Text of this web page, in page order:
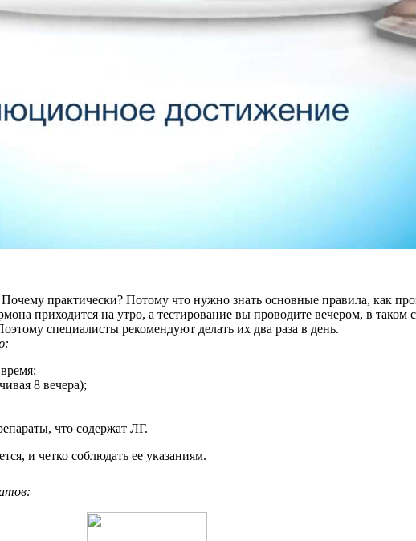
практически? Потому что нужно знать основные правила, как
приходится на утро, а тестирование вы проводите вечером, в таком
специалисты рекомендуют делать их два раза в день.
8 вечера);
что содержат ЛГ.
и четко соблюдать ее указаниям.